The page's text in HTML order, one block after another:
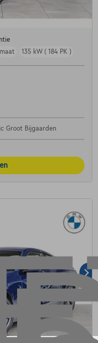
135 kW ( 184 PK )
Groot Bijgaarden